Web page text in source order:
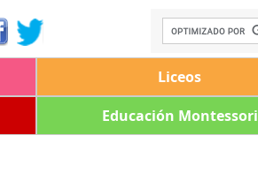
Liceos
Educación Montessori